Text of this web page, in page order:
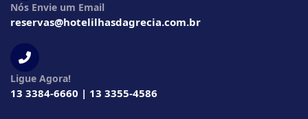
Nós Envie um Email
reservas@hotelilhasdagrecia.com.br
Ligue Agora!
13 3384-6660 | 13 3355-4586